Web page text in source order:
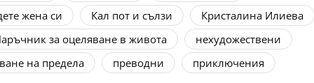
жена си Кал пот и сълзи
Кристалина Илиева
за оцеляване в живота
нехудожествени
на предела преводни
приключения